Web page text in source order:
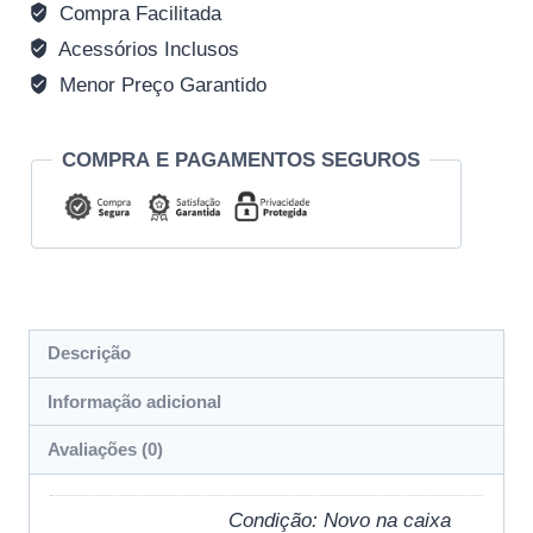
Compra Facilitada
Acessórios Inclusos
Menor Preço Garantido
COMPRA E PAGAMENTOS SEGUROS
Descrição
Informação adicional
Avaliações (0)
Condição: Novo na caixa